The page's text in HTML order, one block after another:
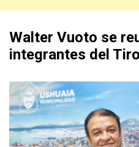
Walter Vuoto se
integrantes del